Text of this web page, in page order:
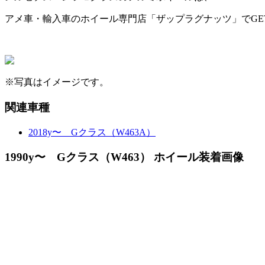
アメ車・輸入車のホイール専門店「ザップラグナッツ」で
※写真はイメージです。
関連車種
2018y〜 Gクラス（W463A）
1990y〜 Gクラス（W463） ホイール装着画像